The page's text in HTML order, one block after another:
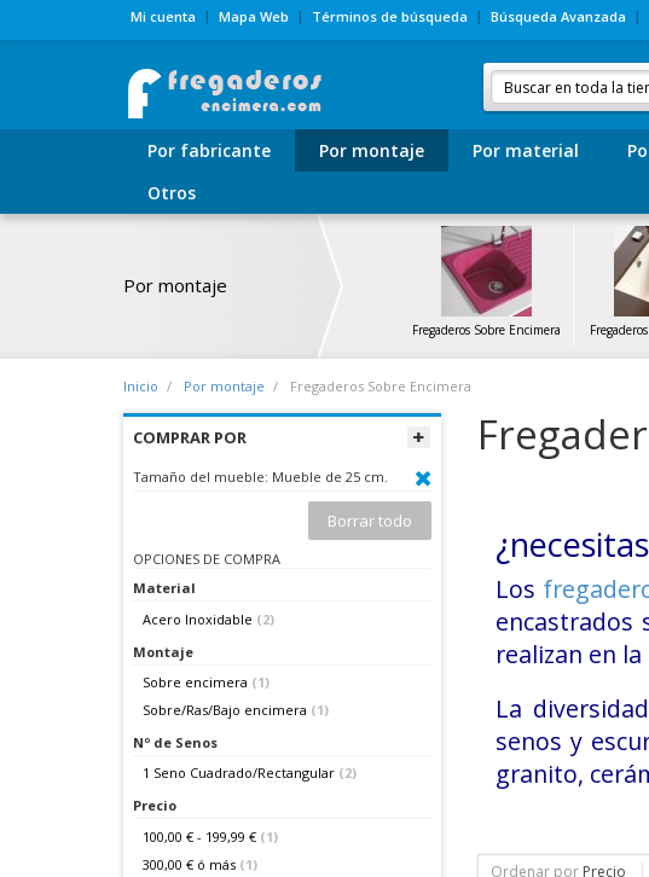
Mi cuenta Mapa Web Términos de búsqueda Búsqueda Avanzada
Por fabricante Por montaje Por material
Otros
Por montaje
Fregaderos Sobre Encimera
Inicio Por montaje Fregaderos Sobre Encimera
COMPRAR POR
Tamaño del mueble: Mueble de 25 cm.
Borrar todo
OPCIONES DE COMPRA
Material
Acero Inoxidable (2)
Montaje
Sobre encimera (1)
Sobre/Ras/Bajo encimera (1)
Nº de Senos
1 Seno Cuadrado/Rectangular (2)
Precio
100,00 € - 199,99 € (1)
300,00 € ó más (1)
Los
encastrados
realizan en
La
senos y
granito,
Ordenar por Precio